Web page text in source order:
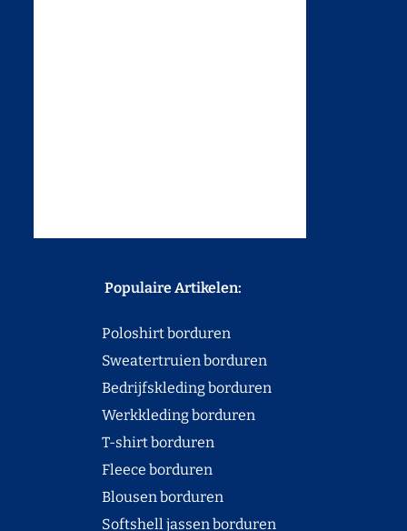
Populaire Artikelen:
Poloshirt borduren
Sweatertruien borduren
Bedrijfskleding borduren
Werkkleding borduren
T-shirt borduren
Fleece borduren
Blousen borduren
Softshell jassen borduren